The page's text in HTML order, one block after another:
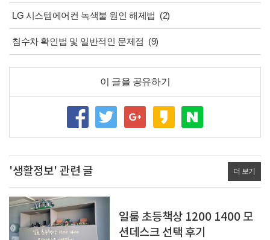
LG 시스템에어컨 녹색불 원인 해제법 (2)
침수차 확인법 및 일반적인 문제점 (9)
이 글을 공유하기
'생활정보' 관련 글 더 보기
일룸 초등책상 1200 1400 모
션데스크 선택 후기